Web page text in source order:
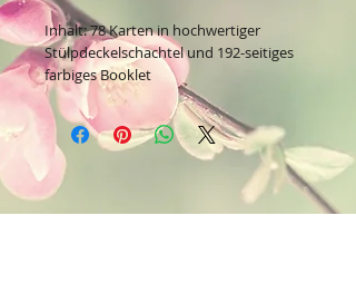
Inhalt: 78 Karten in hochwertiger
Stülpdeckelschachtel und 192-seitiges
farbiges Booklet
Kontakt: